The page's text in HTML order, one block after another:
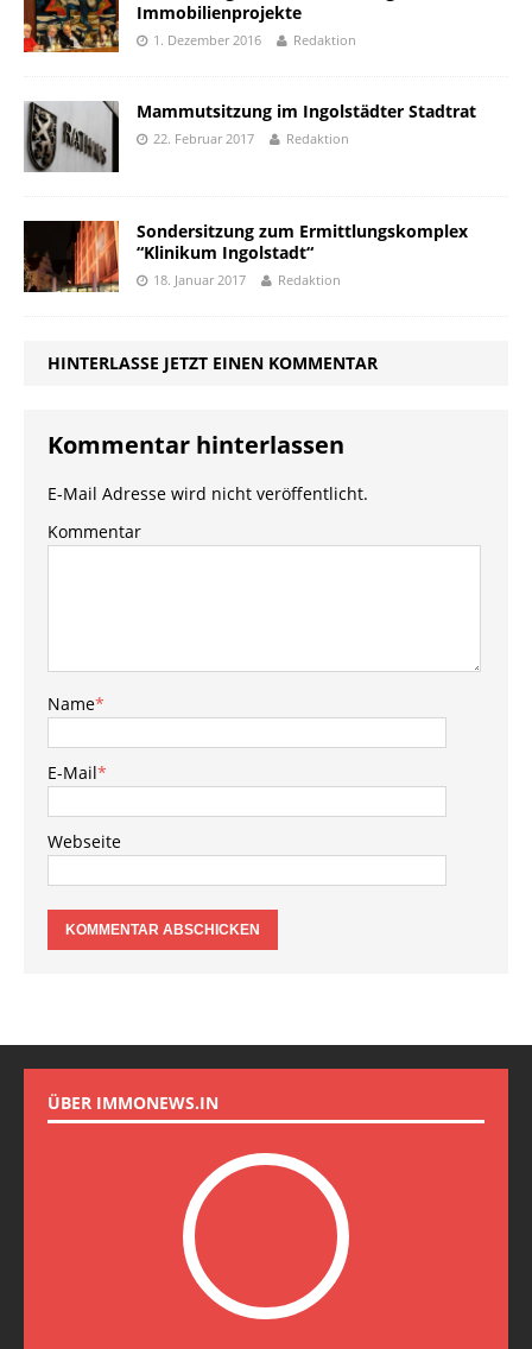
Immobilienprojekte
1. Dezember 2016 Redaktion
Mammutsitzung im Ingolstädter Stadtrat
22. Februar 2017 Redaktion
Sondersitzung zum Ermittlungskomplex
“Klinikum Ingolstadt“
18. Januar 2017 Redaktion
HINTERLASSE JETZT EINEN KOMMENTAR
Kommentar hinterlassen
E-Mail Adresse wird nicht veröffentlicht.
Kommentar
Name*
E-Mail*
Webseite
ÜBER IMMONEWS.IN